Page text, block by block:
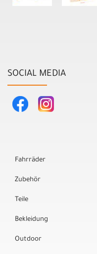
SOCIAL MEDIA
Fahrräder
Zubehör
Teile
Bekleidung
Outdoor